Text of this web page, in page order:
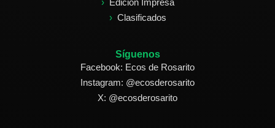
Clasificados
Síguenos
Facebook: Ecos de Rosarito
Instagram: @ecosderosarito
X: @ecosderosarito